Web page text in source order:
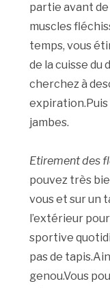
partie avant de
muscles
temps, vous
de la cuisse du
cherchez à
expiration.Puis
jambes.
Etirement des
pouvez très
vous et sur un
l’extérieur
sportive
pas de
genou.Vous